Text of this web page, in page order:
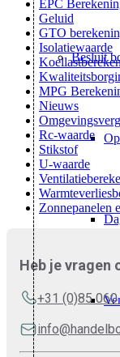
Besluit
EPC
Geluid
GTO
Isolatiewaarde
MPG
Nieuws
Rc-waarde
Stikstof
U-waarde
Zonnepanelen
Heb je vragen
+31 (0)85